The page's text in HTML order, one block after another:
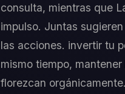
consulta, mientras que
impulso. Juntas
las acciones. invertir tu
mismo tiempo,
florezcan